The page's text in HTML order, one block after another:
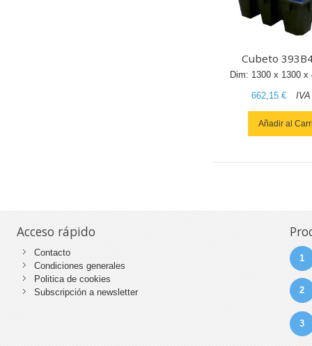
Cubeto
Dim: 1300 x 1300 x
662,15 €
Añadir al
Acceso rápido
Contacto
Condiciones generales
Politica de cookies
Subscripción a newsletter
1
2
3